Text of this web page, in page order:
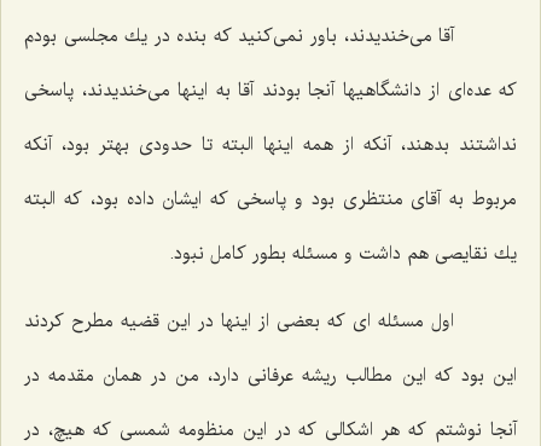
آقا می‌خندیدند، باور نمی‌كنید كه بنده در یك مجلسی بودم
كه عده‌ای از دانشگاهیها آنجا بودند آقا به اینها می‌خندیدند، پاسخی
نداشتند بدهند، آنكه از همه اینها البته تا حدودی بهتر بود، آنكه
مربوط به آقای منتظری بود و پاسخی كه ایشان داده بود، كه البته
یك نقایصی هم داشت و مسئله بطور كامل نبود.
اول مسئله ای كه بعضی از اینها در این قضیه مطرح كردند
این بود كه این مطالب ریشه عرفانی دارد، من در همان مقدمه در
آنجا نوشتم كه هر اشكالی كه در این منظومه شمسی كه هیچ، در